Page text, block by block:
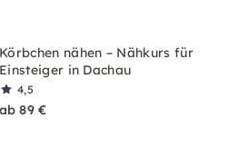
Körbchen nähen – Nähkurs für
Einsteiger in Dachau
4,5
ab 89 €